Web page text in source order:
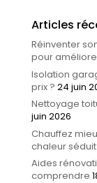
Articles
Réinventer
pour
Isolation
prix ? 24 juin
Nettoyage
juin 2026
Chauffez
chaleur
Aides
comprendre